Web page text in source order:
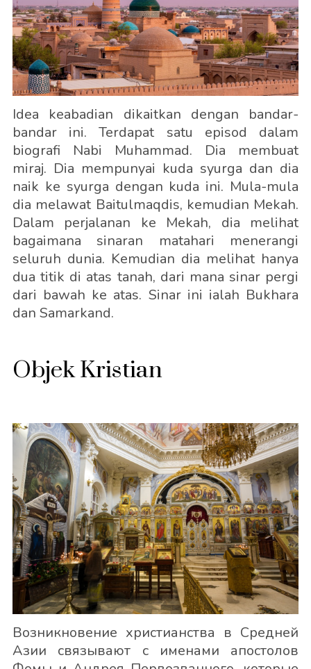
Idea keabadian dikaitkan dengan bandar-
bandar ini. Terdapat satu episod dalam
biografi Nabi Muhammad. Dia membuat
miraj. Dia mempunyai kuda syurga dan dia
naik ke syurga dengan kuda ini. Mula-mula
dia melawat Baitulmaqdis, kemudian Mekah.
Dalam perjalanan ke Mekah, dia melihat
bagaimana sinaran matahari menerangi
seluruh dunia. Kemudian dia melihat hanya
dua titik di atas tanah, dari mana sinar pergi
dari bawah ke atas. Sinar ini ialah Bukhara
dan Samarkand.
Objek Kristian
Возникновение христианства в Средней
Азии связывают с именами апостолов